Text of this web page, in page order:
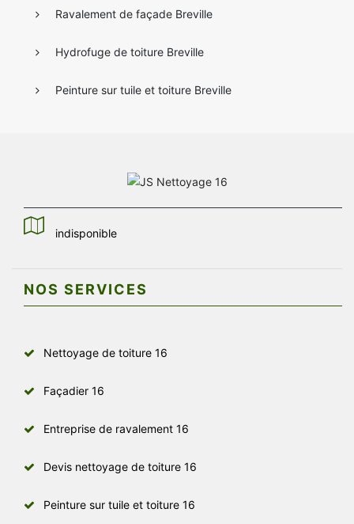
Ravalement de façade Breville
Hydrofuge de toiture Breville
Peinture sur tuile et toiture Breville
indisponible
NOS SERVICES
Nettoyage de toiture 16
Façadier 16
Entreprise de ravalement 16
Devis nettoyage de toiture 16
Peinture sur tuile et toiture 16